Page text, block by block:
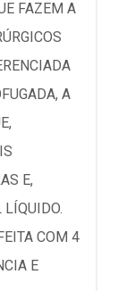
FAZEM A
A
E,
LÍQUIDO.
COM 4
E